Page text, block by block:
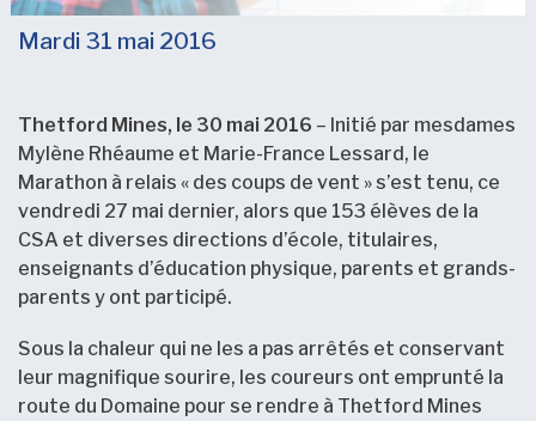
Mardi 31 mai 2016
Thetford Mines, le 30 mai 2016 – Initié par mesdames
Mylène Rhéaume et Marie-France Lessard, le
Marathon à relais « des coups de vent » s’est tenu, ce
vendredi 27 mai dernier, alors que 153 élèves de la
CSA et diverses directions d’école, titulaires,
enseignants d’éducation physique, parents et grands-
parents y ont participé.
Sous la chaleur qui ne les a pas arrêtés et conservant
leur magnifique sourire, les coureurs ont emprunté la
route du Domaine pour se rendre à Thetford Mines